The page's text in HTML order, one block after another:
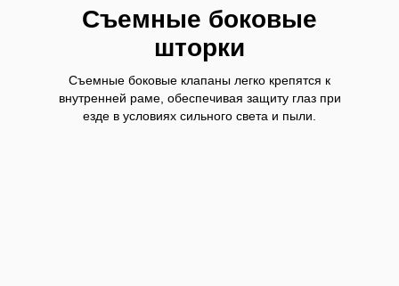
Съемные боковые
шторки
Съемные боковые клапаны легко крепятся к
внутренней раме, обеспечивая защиту глаз при
езде в условиях сильного света и пыли.